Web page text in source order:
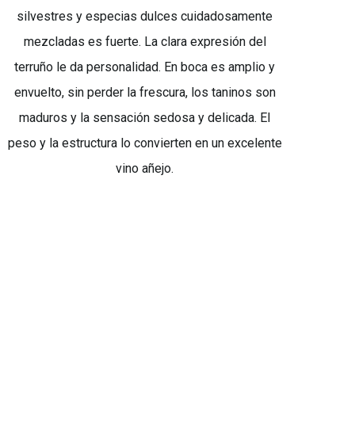
silvestres y especias dulces cuidadosamente
mezcladas es fuerte. La clara expresión del
terruño le da personalidad. En boca es amplio y
envuelto, sin perder la frescura, los taninos son
maduros y la sensación sedosa y delicada. El
peso y la estructura lo convierten en un excelente
vino añejo.